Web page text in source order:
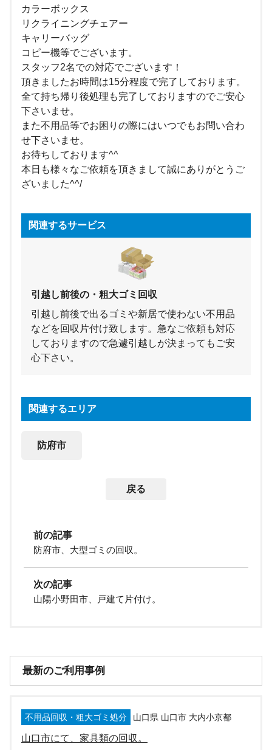
カラーボックス
リクライニングチェアー
キャリーバッグ
コピー機等でございます。
スタッフ2名での対応でございます！
頂きましたお時間は15分程度で完了しております。
全て持ち帰り後処理も完了しておりますのでご安心
下さいませ。
また不用品等でお困りの際にはいつでもお問い合わ
せ下さいませ。
お待ちしております^^
本日も様々なご依頼を頂きまして誠にありがとうご
ざいました^^/
関連するサービス
引越し前後の・粗大ゴミ回収
引越し前後で出るゴミや新居で使わない不用品
などを回収片付け致します。急なご依頼も対応
しておりますので急遽引越しが決まってもご安
心下さい。
関連するエリア
防府市
戻る
前の記事
防府市、大型ゴミの回収。
次の記事
山陽小野田市、戸建て片付け。
最新のご利用事例
不用品回収・粗大ゴミ処分 山口県 山口市 大内小京都
山口市にて、家具類の回収。